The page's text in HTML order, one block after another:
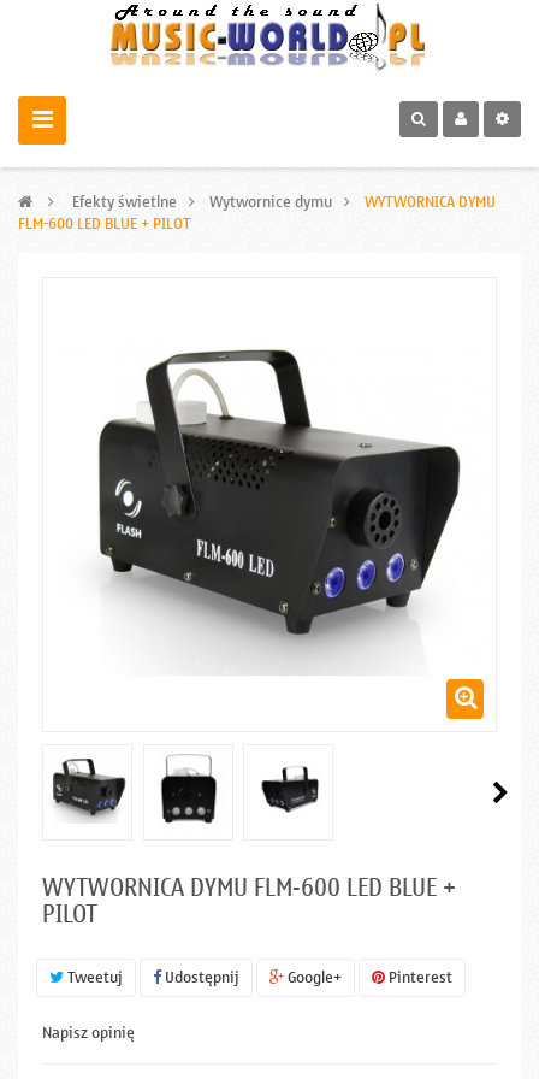
> Efekty świetlne > Wytwornice dymu > WYTWORNICA DYMU
FLM-600 LED BLUE + PILOT
WYTWORNICA DYMU FLM-600 LED BLUE +
PILOT
Tweetuj Udostępnij Google+
Pinterest
Napisz opinię